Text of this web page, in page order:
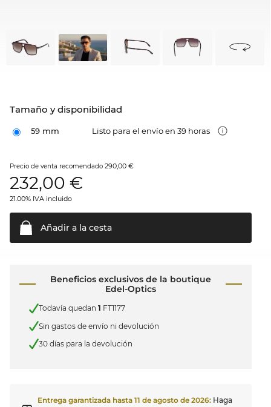
Tamaño y disponibilidad
59 mm Listo para el envío en 39 horas
Precio de venta recomendado 290,00 €
232,00 €
21.00% IVA incluido
Añadir a la cesta
Beneficios exclusivos de la boutique
Edel-Optics
Todavía quedan 1 FT1177
Sin gastos de envío ni devolución
30 días para la devolución
Entrega garantizada hasta 11 de agosto de 2026: Haga